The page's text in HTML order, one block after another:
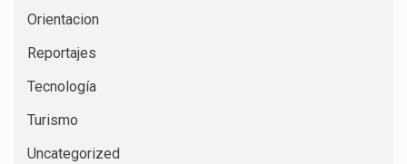
Orientacion
Reportajes
Tecnología
Turismo
Uncategorized